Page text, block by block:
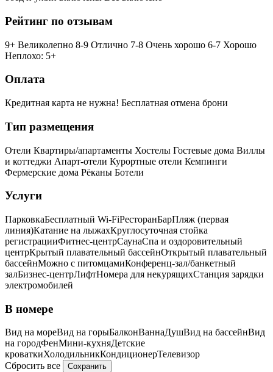
Рейтинг по отзывам
9+ Великолепно 8-9 Отлично 7-8 Очень хорошо 6-7 Хорошо
Неплохо: 5+
Оплата
Кредитная карта не нужна! Бесплатная отмена брони
Тип размещения
Отели Квартиры/апартаменты Хостелы Гостевые дома Виллы
и коттеджи Апарт-отели Курортные отели Кемпинги
Фермерские дома Рёканы Ботели
Услуги
ПарковкаБесплатный Wi-FiРесторанБарПляж (первая
линия)Катание на лыжахКруглосуточная стойка
регистрацииФитнес-центрСаунаСпа и оздоровительный
центрКрытый плавательный бассейнОткрытый плавательный
бассейнМожно с питомцамиКонференц-зал/банкетный
залБизнес-центрЛифтНомера для некурящихCтанция зарядки
электромобилей
В номере
Вид на мореВид на горыБалконВаннаДушВид на бассейнВид
на городФенМини-кухняДетские
кроваткиХолодильникКондиционерТелевизор
Сбросить все
Сохранить